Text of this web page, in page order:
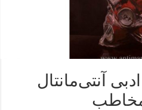
آنتی‌مانتال
مخاطب